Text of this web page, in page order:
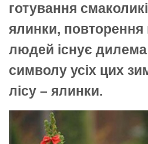
готування
ялинки, повторення
людей існує
символу усіх цих
лісу – ялинки.